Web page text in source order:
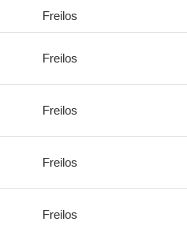
Freilos
Freilos
Freilos
Freilos
Freilos